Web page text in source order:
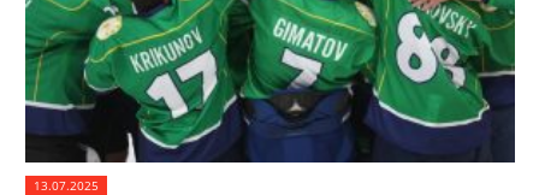
13.07.2025